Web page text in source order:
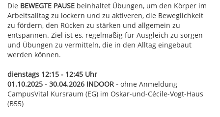
Die BEWEGTE PAUSE beinhaltet Übungen, um den Körper im
Arbeitsalltag zu lockern und zu aktiveren, die Beweglichkeit
zu fördern, den Rücken zu stärken und allgemein zu
entspannen. Ziel ist es, regelmäßig für Ausgleich zu sorgen
und Übungen zu vermitteln, die in den Alltag eingebaut
werden können.
dienstags 12:15 - 12:45 Uhr
01.10.2025 - 30.04.2026 INDOOR - ohne Anmeldung
CampusVital Kursraum (EG) im Oskar-und-Cécile-Vogt-Haus
(B55)